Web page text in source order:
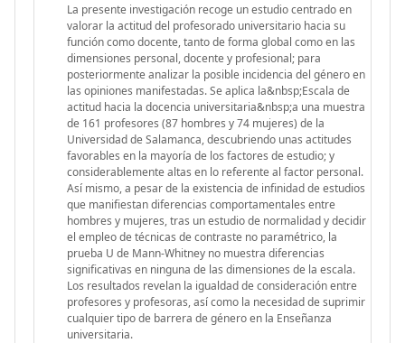
La presente investigación recoge un estudio centrado en
valorar la actitud del profesorado universitario hacia su
función como docente, tanto de forma global como en las
dimensiones personal, docente y profesional; para
posteriormente analizar la posible incidencia del género en
las opiniones manifestadas. Se aplica la&nbsp;Escala de
actitud hacia la docencia universitaria&nbsp;a una muestra
de 161 profesores (87 hombres y 74 mujeres) de la
Universidad de Salamanca, descubriendo unas actitudes
favorables en la mayoría de los factores de estudio; y
considerablemente altas en lo referente al factor personal.
Así mismo, a pesar de la existencia de infinidad de estudios
que manifiestan diferencias comportamentales entre
hombres y mujeres, tras un estudio de normalidad y decidir
el empleo de técnicas de contraste no paramétrico, la
prueba U de Mann-Whitney no muestra diferencias
significativas en ninguna de las dimensiones de la escala.
Los resultados revelan la igualdad de consideración entre
profesores y profesoras, así como la necesidad de suprimir
cualquier tipo de barrera de género en la Enseñanza
universitaria.